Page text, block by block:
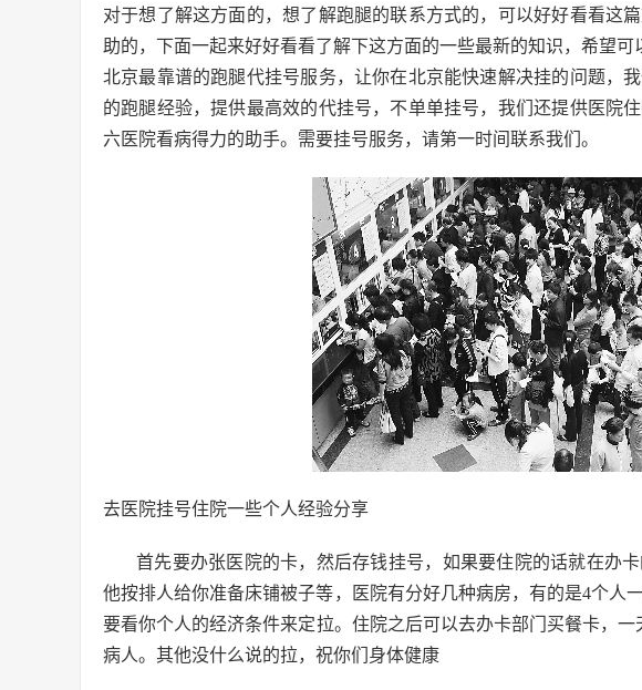
对于想了解这方面的，想了解跑腿的联系方式的，可以好好看看这
助的，下面一起来好好看看了解下这方面的一些最新的知识，希望可
北京最靠谱的跑腿代挂号服务，让你在北京能快速解决挂的问题，
的跑腿经验，提供最高效的代挂号，不单单挂号，我们还提供医院
六医院看病得力的助手。需要挂号服务，请第一时间联系我们。
去医院挂号住院一些个人经验分享
首先要办张医院的卡，然后存钱挂号，如果要住院的话就在办
他按排人给你准备床铺被子等，医院有分好几种病房，有的是4个人
要看你个人的经济条件来定拉。住院之后可以去办卡部门买餐卡，
病人。其他没什么说的拉，祝你们身体健康